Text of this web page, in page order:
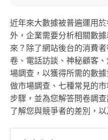
近年來大數據被普遍運用
外，企業需要分析相關數
來？除了網站後台的消費
卷、電話訪談、神秘顧客
場調查，以獲得所需的數
做市場調查、七種常見的
步驟，並為您解答問卷調
了解您與競爭者的差別，